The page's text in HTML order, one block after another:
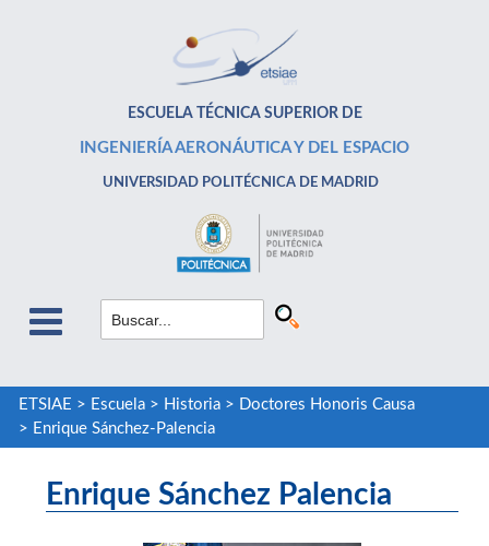
ESCUELA TÉCNICA SUPERIOR DE
INGENIERÍA AERONÁUTICA Y DEL ESPACIO
UNIVERSIDAD POLITÉCNICA DE MADRID
ETSIAE > Escuela> Historia> Doctores Honoris Causa
> Enrique Sánchez-Palencia
Enrique Sánchez Palencia